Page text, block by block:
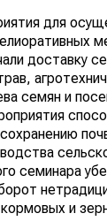
для
доставку
семян и
семинара
и